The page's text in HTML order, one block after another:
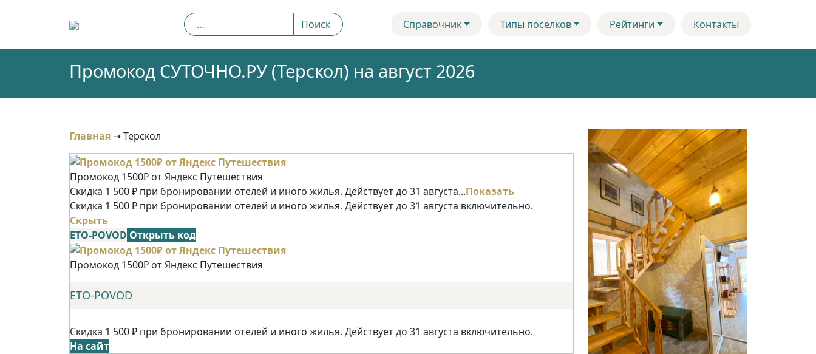
Найти: Поиск Справочник Типы поселков Рейтинги Контакты
Промокод СУТОЧНО.РУ (Терскол) на август 2026
Главная ➝Терскол
Промокод 1500₽ от Яндекс Путешествия
Скидка 1 500 ₽ при бронировании отелей и иного жилья. Действует до 31 августа...Показать
Скидка 1 500 ₽ при бронировании отелей и иного жилья. Действует до 31 августа включительно.
Скрыть
ETO-POVOD Открыть код
Промокод 1500₽ от Яндекс Путешествия
ETO-POVOD
Скидка 1 500 ₽ при бронировании отелей и иного жилья. Действует до 31 августа включительно.
На сайт